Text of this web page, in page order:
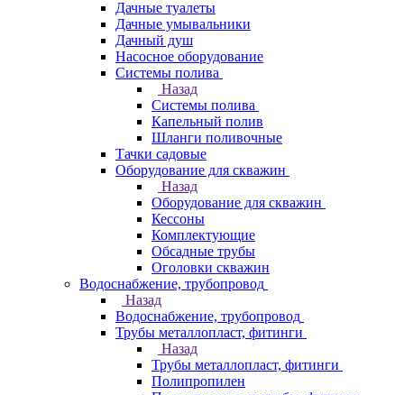
Дачные туалеты
Дачные умывальники
Дачный душ
Насосное оборудование
Системы полива
Назад
Системы полива
Капельный полив
Шланги поливочные
Тачки садовые
Оборудование для скважин
Назад
Оборудование для скважин
Кессоны
Комплектующие
Обсадные трубы
Оголовки скважин
Водоснабжение, трубопровод
Назад
Водоснабжение, трубопровод
Трубы металлопласт, фитинги
Назад
Трубы металлопласт, фитинги
Полипропилен